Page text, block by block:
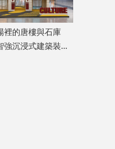
裡的唐樓與石庫
強沉浸式建築裝置